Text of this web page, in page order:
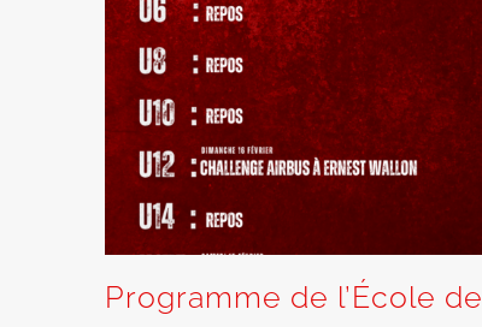
Programme de l’École de